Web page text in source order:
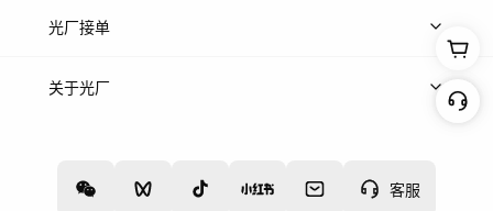
客服
上传案例
光厂接单
上架服务
关于光厂